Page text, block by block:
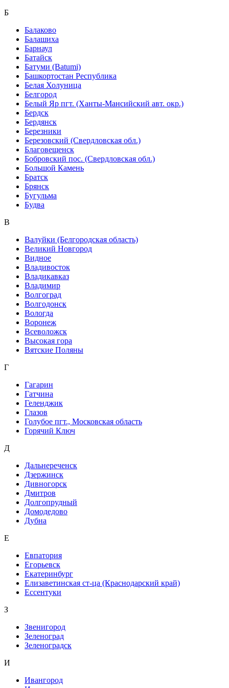
Б
Балаково
Балашиха
Барнаул
Батайск
Батуми (Batumi)
Башкортостан Республика
Белая Холуница
Белгород
Белый Яр пгт. (Ханты-Мансийский авт. окр.)
Бердск
Бердянск
Березники
Березовский (Свердловская обл.)
Благовещенск
Бобровский пос. (Свердловская обл.)
Большой Камень
Братск
Брянск
Бугульма
Будва
В
Валуйки (Белгородская область)
Великий Новгород
Видное
Владивосток
Владикавказ
Владимир
Волгоград
Волгодонск
Вологда
Воронеж
Всеволожск
Высокая гора
Вятские Поляны
Г
Гагарин
Гатчина
Геленджик
Глазов
Голубое пгт., Московская область
Горячий Ключ
Д
Дальнереченск
Дзержинск
Дивногорск
Дмитров
Долгопрудный
Домодедово
Дубна
Е
Евпатория
Егорьевск
Екатеринбург
Елизаветинская ст-ца (Краснодарский край)
Ессентуки
З
Звенигород
Зеленоград
Зеленоградск
И
Ивангород